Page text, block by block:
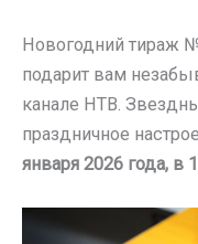
Новогодний тираж
подарит вам
канале НТВ.
праздничное
января 2026 года, в